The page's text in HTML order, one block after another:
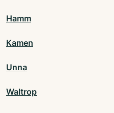
Hamm
Kamen
Unna
Waltrop